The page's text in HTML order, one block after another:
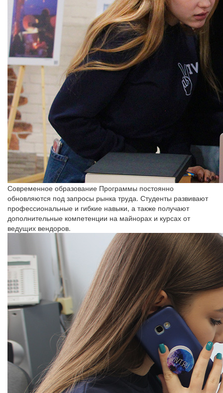
Современное образование Программы постоянно
обновляются под запросы рынка труда. Студенты развивают
профессиональные и гибкие навыки, а также получают
дополнительные компетенции на майнорах и курсах от
ведущих вендоров.